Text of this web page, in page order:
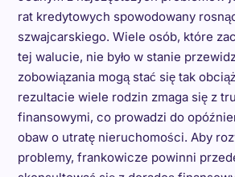
rat kredytowych spowodowany
szwajcarskiego. Wiele osób, które
tej walucie, nie było w stanie
zobowiązania mogą stać się tak
rezultacie wiele rodzin zmaga się z
finansowymi, co prowadzi do
obaw o utratę nieruchomości. Aby
problemy, frankowicze powinni